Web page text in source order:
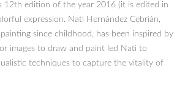
12th edition of the year 2016 (it is edited in
expression. Nati Hernández Cebrián,
since childhood, has been inspired by
images to draw and paint led Nati to
techniques to capture the vitality of